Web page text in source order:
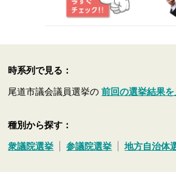
時系列で見る：
尾道市議会議員選挙の前回の選挙結果を
種別から探す：
衆議院選挙 参議院選挙 地方自治体